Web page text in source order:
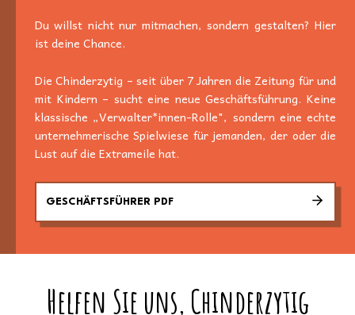
Du willst nicht nur mitmachen, sondern gestalten? Hier
ist deine Chance.
Die Chinderzytig – seit über 7 Jahren die Zeitung für und
mit Kindern – sucht eine neue Geschäftsführung. Keine
klassische „Verwalter*innen-Rolle", sondern eine echte
unternehmerische Spielwiese für jemanden, der oder die
Lust auf die Extrameile hat.
GESCHÄFTSFÜHRER PDF
Helfen Sie uns, Chinderzytig